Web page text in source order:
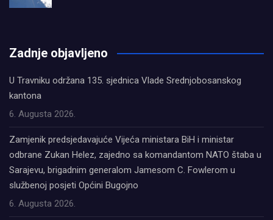
Zadnje objavljeno
U Travniku održana 135. sjednica Vlade Srednjobosanskog
kantona
6. Augusta 2026.
Zamjenik predsjedavajuće Vijeća ministara BiH i ministar
odbrane Zukan Helez, zajedno sa komandantom NATO štaba u
Sarajevu, brigadnim generalom Jamesom C. Fowlerom u
službenoj posjeti Općini Bugojno
6. Augusta 2026.